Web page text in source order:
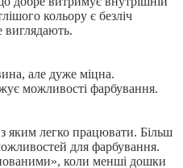
кольору є безліч
виглядають.
але дуже міцна.
можливості фарбування.
яким легко працювати. Більш
для фарбування.
коли менші дошки